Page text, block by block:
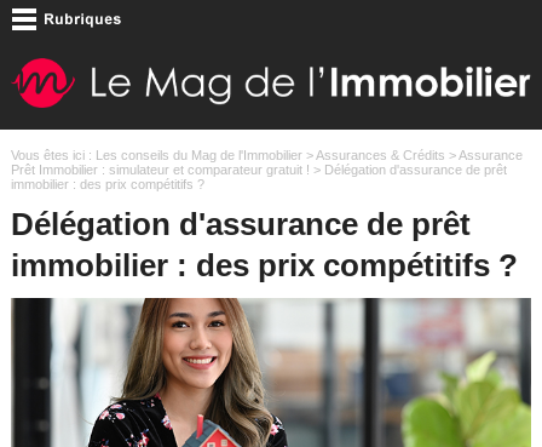
Vous êtes ici : Les conseils du Mag de l'Immobilier>Assurances & Crédits >Assurance
Prêt Immobilier : simulateur et comparateur gratuit ! > Délégation d'assurance de prêt
immobilier : des prix compétitifs ?
Délégation d'assurance de prêt
immobilier : des prix compétitifs ?